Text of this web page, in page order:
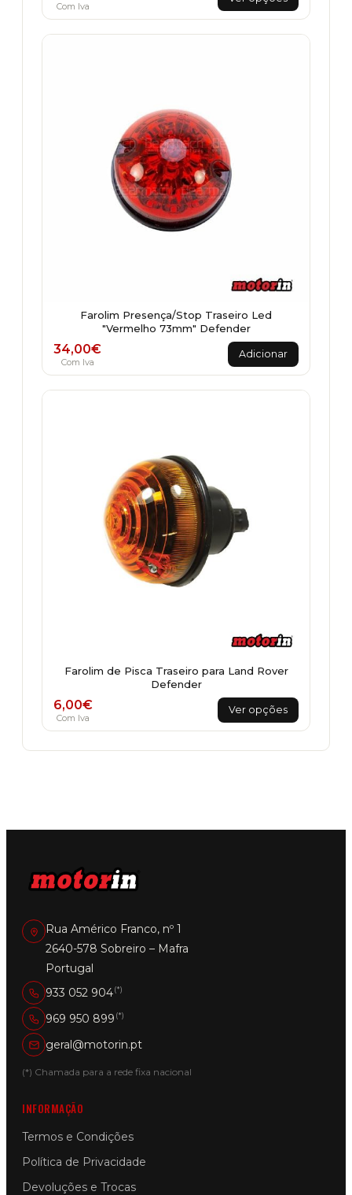
Com Iva
product
has
multiple
chosen
on
the
product
page
Farolim Presença/Stop Traseiro Led
"Vermelho 73mm" Defender
34,00€
Com Iva
Adicionar
Farolim de Pisca Traseiro para Land Rover
Defender
6,00€
Com Iva
Ver opções
This
product
has
multiple
Rua Américo Franco, nº 1
2640-578 Sobreiro – Mafra
Portugal
933 052 904(*)
969 950 899 (*)
geral@motorin.pt
(*) Chamada para a rede fixa nacional
INFORMAÇÃO
Termos e Condições
Política de Privacidade
Devoluções e Trocas